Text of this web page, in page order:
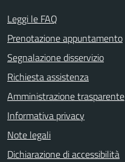
Leggi le FAQ
Prenotazione appuntamento
Segnalazione disservizio
Richiesta assistenza
Amministrazione trasparente
Informativa privacy
Note legali
Dichiarazione di accessibilità